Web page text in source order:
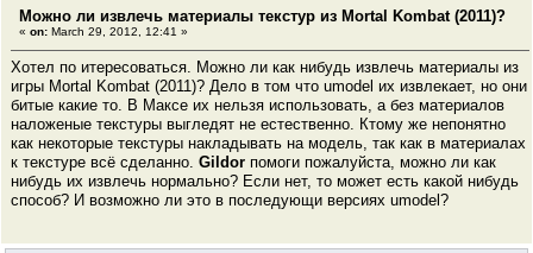
Можно ли извлечь материалы текстур из Mortal Kombat (2011)?
« on: March 29, 2012, 12:41 »
Хотел по итересоваться. Можно ли как нибудь извлечь материалы из
игры Mortal Kombat (2011)? Дело в том что umodel их извлекает, но они
битые какие то. В Максе их нельзя использовать, а без материалов
наложеные текстуры выгледят не естественно. Ктому же непонятно
как некоторые текстуры накладывать на модель, так как в материалах
к текстуре всё сделанно. Gildor помоги пожалуйста, можно ли как
нибудь их извлечь нормально? Если нет, то может есть какой нибудь
способ? И возможно ли это в последующи версиях umodel?